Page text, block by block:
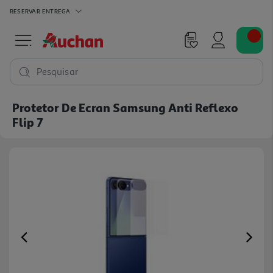
RESERVAR ENTREGA
Pesquisar
Protetor De Ecran Samsung Anti Reflexo
Flip 7
Previous